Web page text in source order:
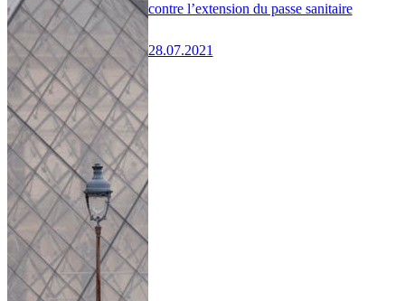
contre l’extension du passe sanitaire
28.07.2021